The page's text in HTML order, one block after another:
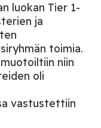
luokan Tier 1-
ja
toimia.
niin
oli
vastustettiin